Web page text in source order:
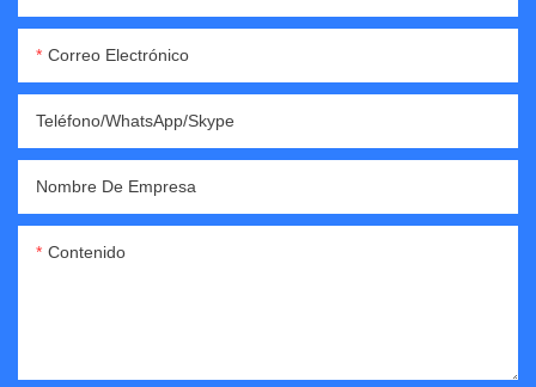
Correo Electrónico
Teléfono/WhatsApp/Skype
Nombre De Empresa
Contenido